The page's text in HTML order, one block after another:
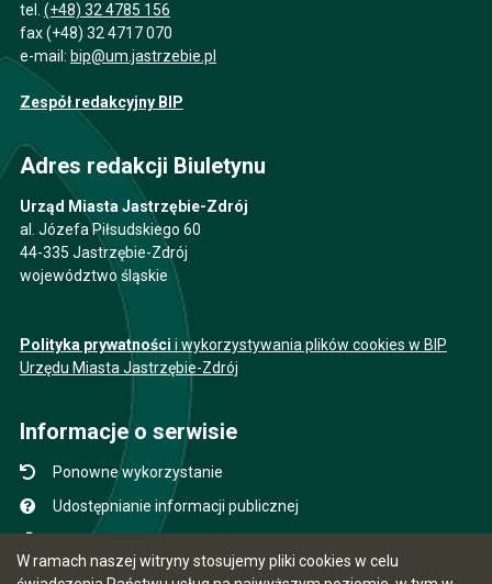
W ramach naszej witryny stosujemy pliki cookies w celu
tel. (+48) 32 4785 156
fax (+48) 32 4717 070
e-mail: bip@um.jastrzebie.pl
Zespół redakcyjny BIP
Adres redakcji Biuletynu
Urząd Miasta Jastrzębie-Zdrój
al. Józefa Piłsudskiego 60
44-335 Jastrzębie-Zdrój
województwo śląskie
Polityka prywatności i wykorzystywania plików cookies w BIP
Urzędu Miasta Jastrzębie-Zdrój
Informacje o serwisie
Ponowne wykorzystanie
Udostępnianie informacji publicznej
Instrukcja obsługi